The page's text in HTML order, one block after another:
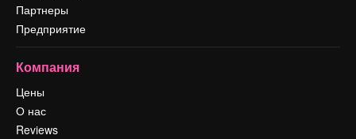
Партнеры
Предприятие
Компания
Цены
О нас
Reviews